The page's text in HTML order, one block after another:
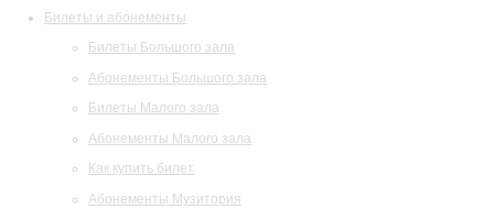
Билеты и абонементы
Билеты Большого зала
Абонементы Большого зала
Билеты Малого зала
Абонементы Малого зала
Как купить билет
Абонементы Музитория